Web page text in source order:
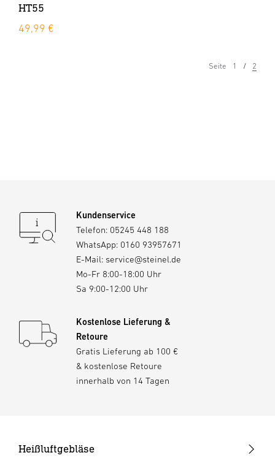
HT55
49,99 €
Seite 1 2
Kundenservice
Telefon: 05245 448 188
WhatsApp: 0160 93957671
E-Mail: service@steinel.de
Mo-Fr 8:00-18:00 Uhr
Sa 9:00-12:00 Uhr
Kostenlose Lieferung &
Retoure
Gratis Lieferung ab 100 €
& kostenlose Retoure
innerhalb von 14 Tagen
Heißluftgebläse